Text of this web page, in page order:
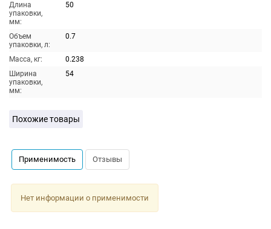
Длина
упаковки,
мм:
50
Объем
упаковки, л:
0.7
Масса, кг:
0.238
Ширина
упаковки,
мм:
54
Похожие товары
Применимость Отзывы
Нет информации о применимости